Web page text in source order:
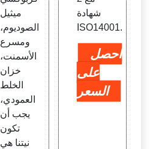
ميثيل
الصوديوم،
ومسرع
الأسمنت،
خزان
الخلط
العمودي،
يجب أن
تكون
نيتنا هي
شهادة
ISO14001.
احصل
على
السعر